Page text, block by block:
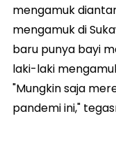
mengamuk
mengamuk di
baru punya bayi
laki-laki
"Mungkin saja
pandemi ini,"